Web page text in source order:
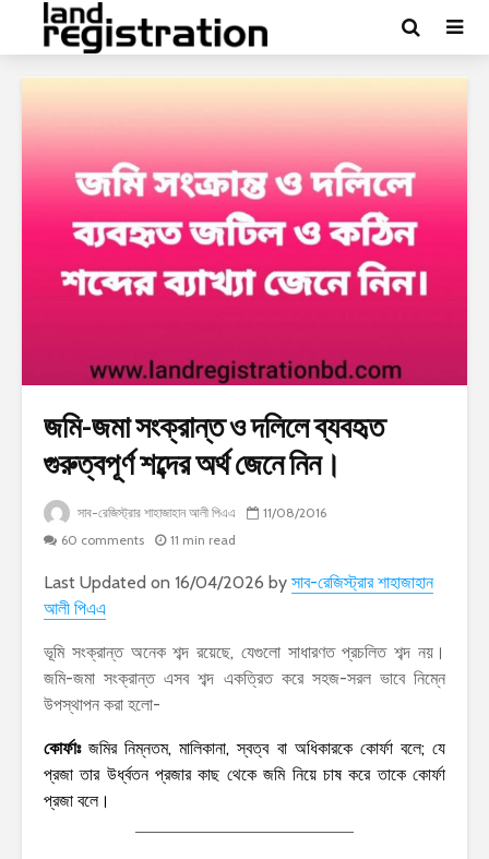
জমি-জমা সংক্রান্ত ও দলিলে ব্যবহৃত
গুরুত্বপূর্ণ শব্দের অর্থ জেনে নিন।
সাব-রেজিস্ট্রার শাহাজাহান আলী পিএএ
11/08/2016
60 comments
11 min read
Last Updated on 16/04/2026 by সাব-রেজিস্ট্রার শাহাজাহান
আলী পিএএ
ভূমি সংক্রান্ত অনেক শব্দ রয়েছে, যেগুলো সাধারণত প্রচলিত শব্দ নয়।
জমি-জমা সংক্রান্ত এসব শব্দ একত্রিত করে সহজ-সরল ভাবে নিম্নে
উপস্থাপন করা হলো-
কোর্ফাঃজমির নিম্নতম, মালিকানা, স্বত্ব বা অধিকারকে কোর্ফা বলে; যে
প্রজা তার উর্ধ্বতন প্রজার কাছ থেকে জমি নিয়ে চাষ করে তাকে কোর্ফা
প্রজা বলে।